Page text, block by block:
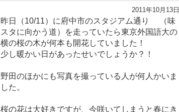
2011年10月13日
昨日（10/11）に府中市のスタジアム通り （味
スタに向かう道）を走っていたら東京外国語大の
横の桜の木が何本も開花していました！
少し暖かい日があったせいでしょうか？！
野田のほかにも写真を撮っている人が何人かいま
した。
桜の花は大好きですが、今咲いてしまうと春にき